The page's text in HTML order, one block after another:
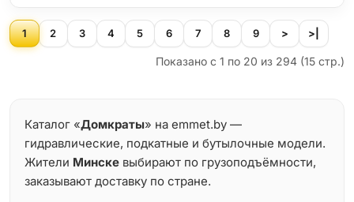
1 2 3 4 5 6 7 8 9 > >|
Показано с 1 по 20 из 294 (15 стр.)
Каталог «Домкраты» на emmet.by —
гидравлические, подкатные и бутылочные модели.
Жители Минске выбирают по грузоподъёмности,
заказывают доставку по стране.